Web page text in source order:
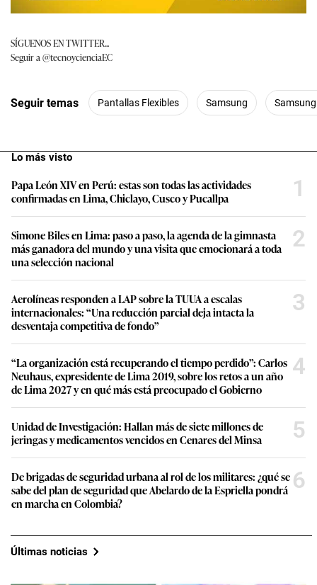
SÍGUENOS EN TWITTER...
Seguir a @tecnoycienciaEC
Seguir temas Pantallas Flexibles Samsung
Lo más visto
Papa León XIV en Perú: estas son todas las actividades
confirmadas en Lima, Chiclayo, Cusco y Pucallpa
1
Simone Biles en Lima: paso a paso, la agenda de la gimnasta
más ganadora del mundo y una visita que emocionará a toda
una selección nacional
2
Aerolíneas responden a LAP sobre la TUUA a escalas
internacionales: “Una reducción parcial deja intacta la
desventaja competitiva de fondo”
3
“La organización está recuperando el tiempo perdido”: Carlos
Neuhaus, expresidente de Lima 2019, sobre los retos a un año
de Lima 2027 y en qué más está preocupado el Gobierno
4
Unidad de Investigación: Hallan más de siete millones de
jeringas y medicamentos vencidos en Cenares del Minsa
5
De brigadas de seguridad urbana al rol de los militares: ¿qué se
sabe del plan de seguridad que Abelardo de la Espriella pondrá
en marcha en Colombia?
6
Últimas noticias